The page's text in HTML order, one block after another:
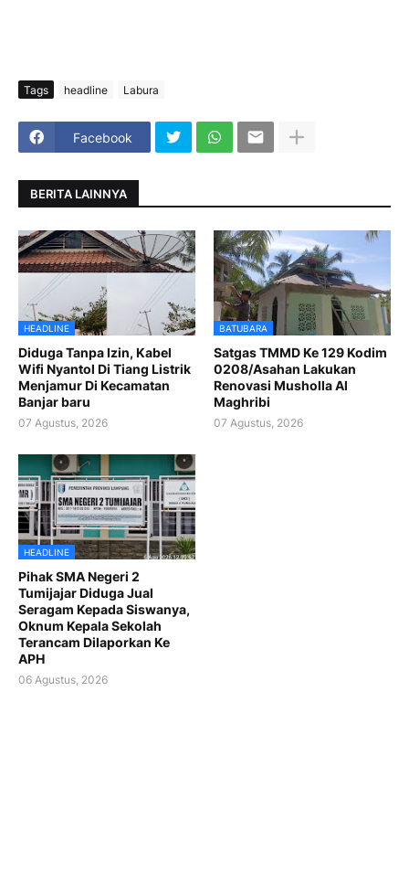
Tags headline Labura
Facebook
BERITA LAINNYA
HEADLINE
Diduga Tanpa Izin, Kabel
Wifi Nyantol Di Tiang Listrik
Menjamur Di Kecamatan
Banjar baru
07 Agustus, 2026
BATUBARA
Satgas TMMD Ke 129 Kodim
0208/Asahan Lakukan
Renovasi Musholla Al
Maghribi
07 Agustus, 2026
HEADLINE
Pihak SMA Negeri 2
Tumijajar Diduga Jual
Seragam Kepada Siswanya,
Oknum Kepala Sekolah
Terancam Dilaporkan Ke
APH
06 Agustus, 2026